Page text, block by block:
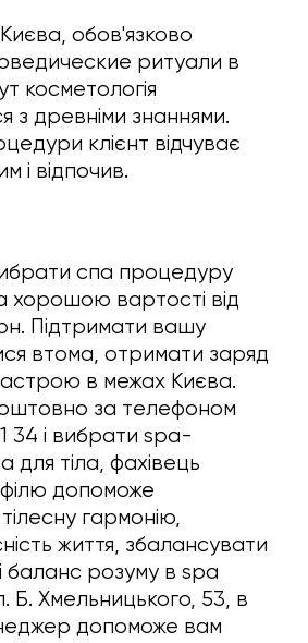
обов'язково
ритуали в
косметологія
з древніми знаннями.
клієнт відчуває
і відпочив.
спа процедуру
хорошою вартості від
Підтримати вашу
втома, отримати заряд
в межах Києва.
за телефоном
34 i вибрати spa-
для тіла, фахівець
допоможе
гармонію,
життя, збалансувати
баланс розуму в spa
Б. Хмельницького, 53, в
допоможе вам